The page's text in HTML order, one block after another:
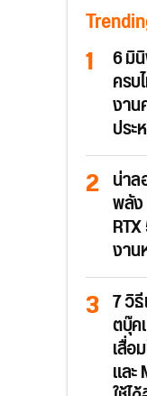
6 มิ
ครบ
งาน
ปร
น่าล
พลัง
งาน
7 วิ
ตบุ๊ค
เสื่อ
และ